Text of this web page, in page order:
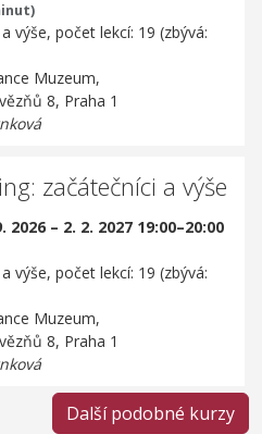
výše, počet lekcí: 19 (zbývá:
Muzeum,
8, Praha 1
začátečníci a výše
2026 – 2. 2. 2027 19:00–20:00
výše, počet lekcí: 19 (zbývá:
Muzeum,
8, Praha 1
Další podobné kurzy